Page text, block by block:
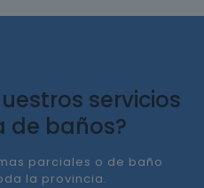
servicios
de baños?
parciales o de baño
la provincia.